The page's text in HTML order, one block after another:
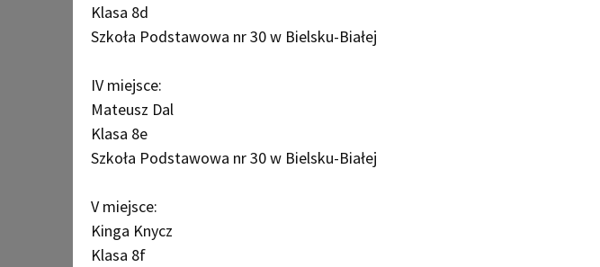
Klasa 8d
Szkoła Podstawowa nr 30 w Bielsku-Białej
IV miejsce:
Mateusz Dal
Klasa 8e
Szkoła Podstawowa nr 30 w Bielsku-Białej
V miejsce:
Kinga Knycz
Klasa 8f